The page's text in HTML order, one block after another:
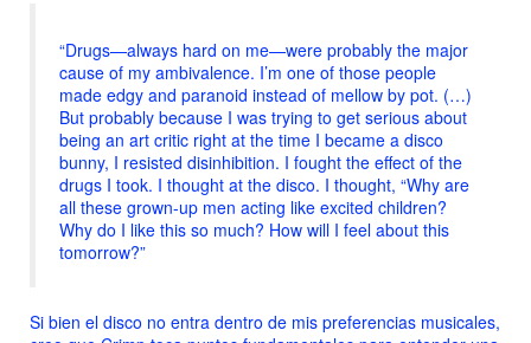
“Drugs—always hard on me—were probably the major
cause of my ambivalence. I’m one of those people
made edgy and paranoid instead of mellow by pot. (…)
But probably because I was trying to get serious about
being an art critic right at the time I became a disco
bunny, I resisted disinhibition. I fought the effect of the
drugs I took. I thought at the disco. I thought, “Why are
all these grown-up men acting like excited children?
Why do I like this so much? How will I feel about this
tomorrow?”
Si bien el disco no entra dentro de mis preferencias musicales,